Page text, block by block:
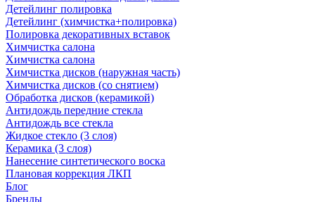
Детейлинг полировка
Детейлинг (химчистка+полировка)
Полировка декоративных вставок
Химчистка салона
Химчистка салона
Химчистка дисков (наружная часть)
Химчистка дисков (со снятием)
Обработка дисков (керамикой)
Антидождь передние стекла
Антидождь все стекла
Жидкое стекло (3 слоя)
Керамика (3 слоя)
Нанесение синтетического воска
Плановая коррекция ЛКП
Блог
Бренды